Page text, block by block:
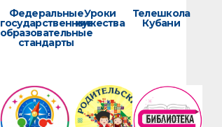
Федеральные
государственные
образовательные
стандарты
Уроки
мужества
Телешкола
Кубани